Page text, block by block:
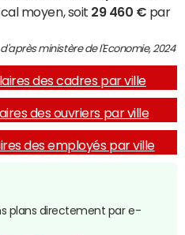
moyen, soit 29 460 € par
ministère de l'Economie, 2024
des cadres par ville
des ouvriers par ville
des employés par ville
plans directement par e-